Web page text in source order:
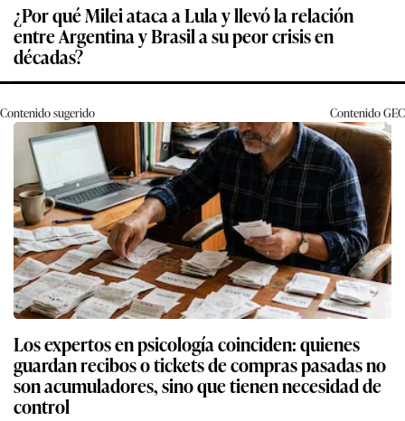
¿Por qué Milei ataca a Lula y llevó la relación
entre Argentina y Brasil a su peor crisis en
décadas?
Contenido sugerido ContenidoGEC
Los expertos en psicología coinciden: quienes
guardan recibos o tickets de compras pasadas no
son acumuladores, sino que tienen necesidad de
control